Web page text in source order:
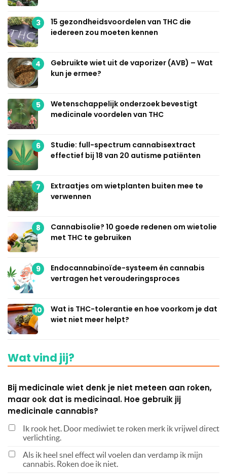
3
15 gezondheidsvoordelen van THC die
iedereen zou moeten kennen
4
Gebruikte wiet uit de vaporizer (AVB) – Wat
kun je ermee?
5
Wetenschappelijk onderzoek bevestigt
medicinale voordelen van THC
6
Studie: full-spectrum cannabisextract
effectief bij 18 van 20 autisme patiënten
7
Extraatjes om wietplanten buiten mee te
verwennen
8
Cannabisolie? 10 goede redenen om wietolie
met THC te gebruiken
9
Endocannabinoïde-systeem én cannabis
vertragen het verouderingsproces
10
Wat is THC-tolerantie en hoe voorkom je dat
wiet niet meer helpt?
Wat vind jij?
Bij medicinale wiet denk je niet meteen aan roken,
maar ook dat is medicinaal. Hoe gebruik jij
medicinale cannabis?
Ik rook het. Door mediwiet te roken merk ik vrijwel direct
verlichting.
Als ik heel snel effect wil voelen dan verdamp ik mijn
cannabis. Roken doe ik niet.